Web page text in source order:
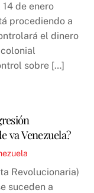
de enero
procediendo a
el dinero
sobre […]
va Venezuela?
Revolucionaria)
suceden a